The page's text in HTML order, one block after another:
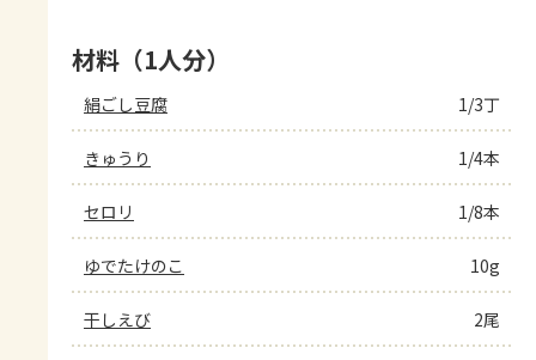
材料（1人分）
絹ごし豆腐 1/3丁
きゅうり 1/4本
セロリ 1/8本
ゆでたけのこ 10g
干しえび 2尾